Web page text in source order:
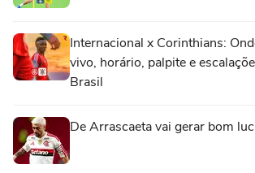
Internacional x Corinthians:
vivo, horário, palpite e
Brasil
De Arrascaeta vai gerar bom